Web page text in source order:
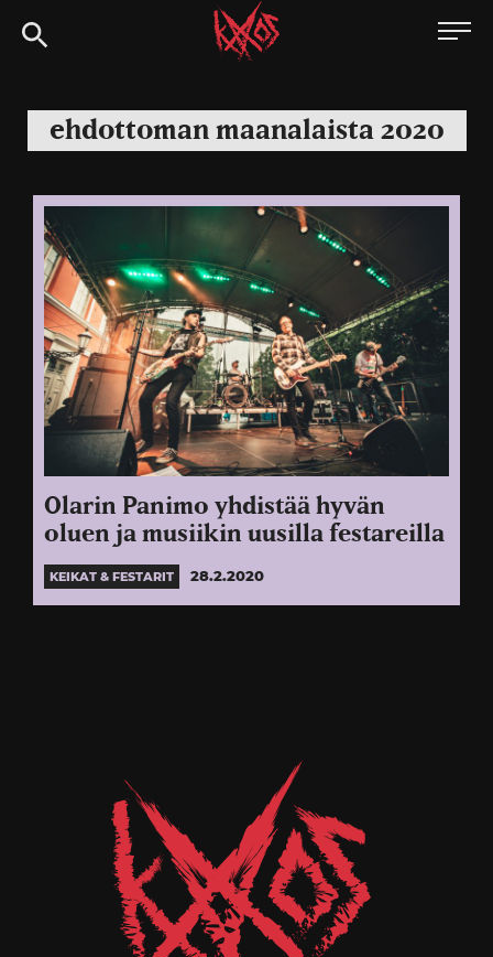
Siirry
suoraan
Kaaoszine
ehdottoman maanalaista 2020
Olarin Panimo yhdistää hyvän
oluen ja musiikin uusilla festareilla
KEIKAT & FESTARIT 28.2.2020